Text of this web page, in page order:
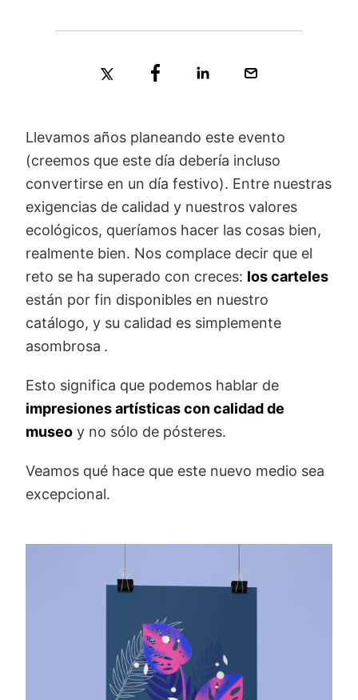
Llevamos años planeando este evento
(creemos que este día debería incluso
convertirse en un día festivo). Entre nuestras
exigencias de calidad y nuestros valores
ecológicos, queríamos hacer las cosas bien,
realmente bien. Nos complace decir que el
reto se ha superado con creces: los carteles
están por fin disponibles en nuestro
catálogo, y su calidad es simplemente
asombrosa .
Esto significa que podemos hablar de
impresiones artísticas con calidad de
museo y no sólo de pósteres.
Veamos qué hace que este nuevo medio sea
excepcional.